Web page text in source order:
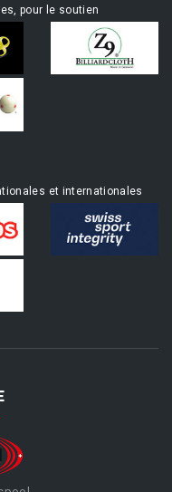
pour le soutien
et internationales